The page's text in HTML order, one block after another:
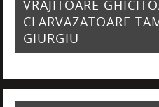
VRAJITOARE
CLARVAZATOARE
GIURGIU